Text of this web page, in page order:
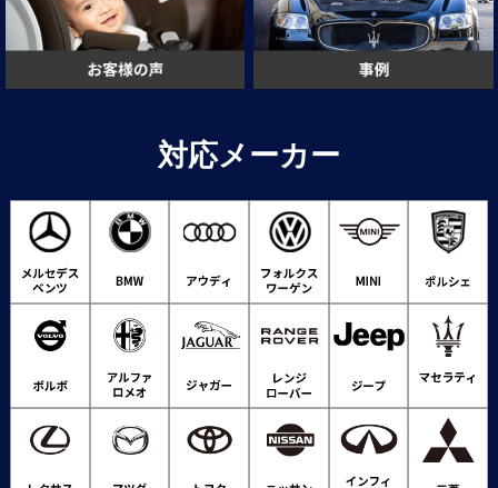
対応メーカー